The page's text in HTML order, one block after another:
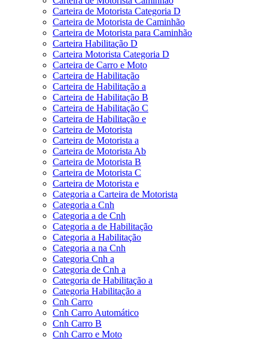
Carteira de Motorista Categoria D
Carteira de Motorista de Caminhão
Carteira de Motorista para Caminhão
Carteira Habilitação D
Carteira Motorista Categoria D
Carteira de Carro e Moto
Carteira de Habilitação
Carteira de Habilitação a
Carteira de Habilitação B
Carteira de Habilitação C
Carteira de Habilitação e
Carteira de Motorista
Carteira de Motorista a
Carteira de Motorista Ab
Carteira de Motorista B
Carteira de Motorista C
Carteira de Motorista e
Categoria a Carteira de Motorista
Categoria a Cnh
Categoria a de Cnh
Categoria a de Habilitação
Categoria a Habilitação
Categoria a na Cnh
Categoria Cnh a
Categoria de Cnh a
Categoria de Habilitação a
Categoria Habilitação a
Cnh Carro
Cnh Carro Automático
Cnh Carro B
Cnh Carro e Moto